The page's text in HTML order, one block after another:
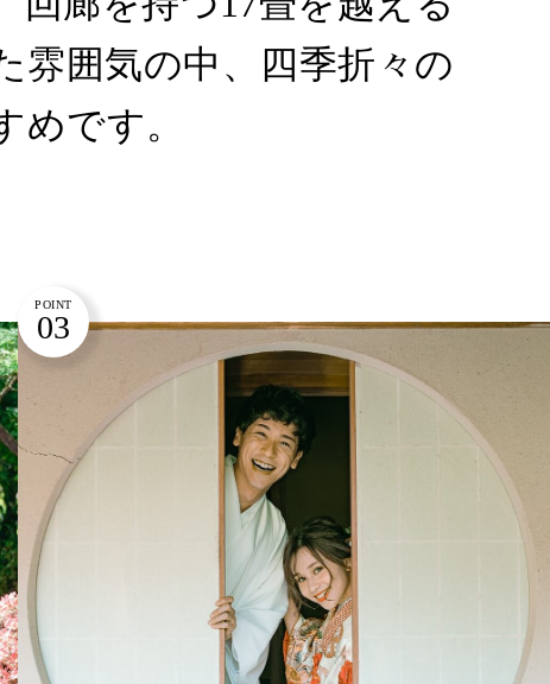
雰囲気の中、四季折々の
です。
POINT
03